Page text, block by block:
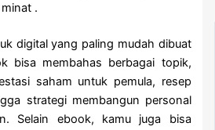
.
digital yang paling mudah dibuat
bisa membahas berbagai topik,
saham untuk pemula, resep
strategi membangun personal
Selain ebook, kamu juga bisa